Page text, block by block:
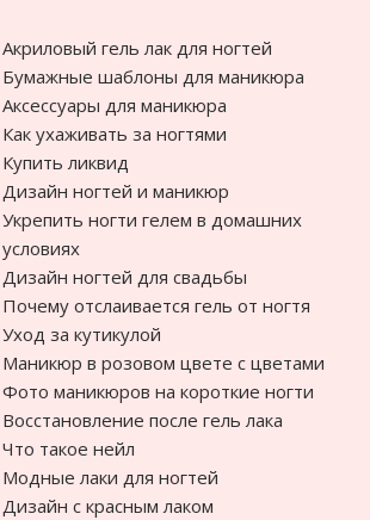
Акриловый гель лак для ногтей
Бумажные шаблоны для маникюра
Аксессуары для маникюра
Как ухаживать за ногтями
Купить ликвид
Дизайн ногтей и маникюр
Укрепить ногти гелем в домашних
условиях
Дизайн ногтей для свадьбы
Почему отслаивается гель от ногтя
Уход за кутикулой
Маникюр в розовом цвете с цветами
Фото маникюров на короткие ногти
Восстановление после гель лака
Что такое нейл
Модные лаки для ногтей
Дизайн с красным лаком